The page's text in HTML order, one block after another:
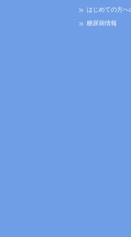
はじめての方へ
糖尿病情報